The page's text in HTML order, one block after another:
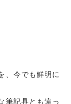
、今でも鮮明に
筆記具とも違っ